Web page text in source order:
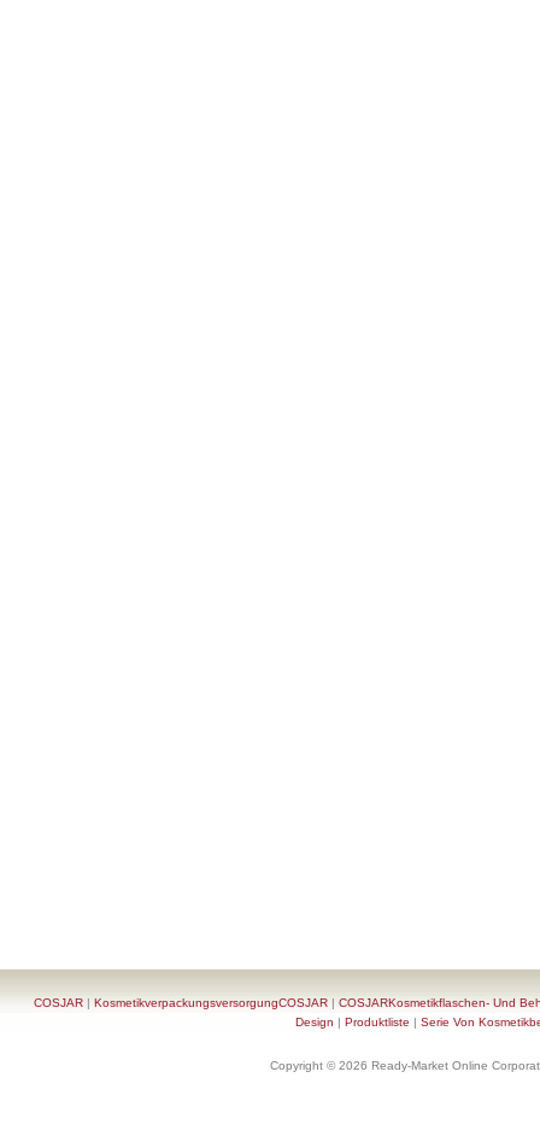
COSJAR |KosmetikverpackungsversorgungCOSJAR |COSJARKosmetikflaschen- Und
Design | Produktliste | Serie Von
Copyright © 2026 Ready-Market Online